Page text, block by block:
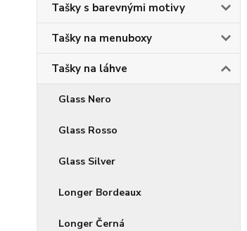
Tašky s barevnými motivy
Tašky na menuboxy
Tašky na láhve
Glass Nero
Glass Rosso
Glass Silver
Longer Bordeaux
Longer Černá